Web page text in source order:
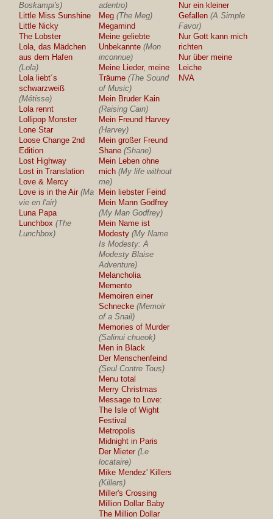
Boskampi's)
Little Miss Sunshine
Little Nicky
The Lobster
Lola, das Mädchen
aus dem Hafen
(Lola)
Lola liebt´s
schwarzweiß
(Métisse)
Lola rennt
Lollipop Monster
Lone Star
Loose Change 2nd
Edition
Lost Highway
Lost in Translation
Love & Mercy
Love is in the Air (Ma
vie en l'air)
Luna Papa
Lunchbox (The
Lunchbox)
adentro)
Meg (The Meg)
Megamind
Meine geliebte
Unbekannte (Mon
inconnue)
Meine Lieder, meine
Träume (The Sound
of Music)
Mein Bruder Kain
(Raising Cain)
Mein Freund Harvey
(Harvey)
Mein großer Freund
Shane (Shane)
Mein Leben ohne
mich (My life without
me)
Mein liebster Feind
Mein Mann Godfrey
(My Man Godfrey)
Mein Name ist
Modesty (My Name
Is Modesty: A
Modesty Blaise
Adventure)
Melancholia
Memento
Memoiren einer
Schnecke (Memoir
of a Snail)
Memories of Murder
(Salinui chueok)
Men in Black
Der Menschenfeind
(Seul Contre Tous)
Menu total
Merry Christmas
Message to Love:
The Isle of Wight
Festival
Metropolis
Midnight in Paris
Der Mieter (Le
locataire)
Mike Mendez' Killers
(Killers)
Miller's Crossing
Million Dollar Baby
The Million Dollar
Nur ein kleiner
Gefallen (A Simple
Favor)
Nur Gott kann mich
richten
Nur über meine
Leiche
NVA